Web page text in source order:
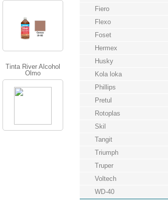
Tinta River Alcohol
Olmo
Fiero
Flexo
Foset
Hermex
Husky
Kola loka
Phillips
Pretul
Rotoplas
Skil
Tangit
Triumph
Truper
Voltech
WD-40